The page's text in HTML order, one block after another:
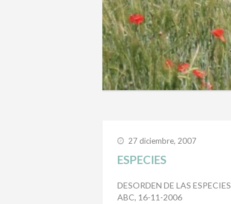
27 diciembre, 2007
ESPECIES
DESORDEN DE LAS ESPECIES
ABC, 16-11-2006